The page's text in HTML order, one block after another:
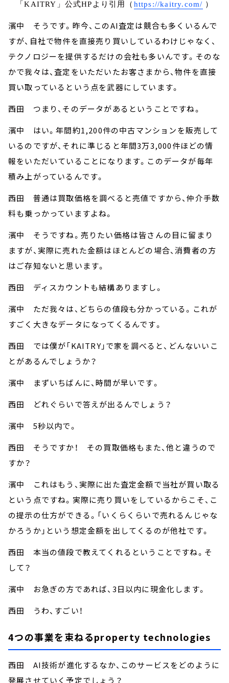
「KAITRY」公式HPより引用（ https://kaitry.com/ ）
濱中 そうです。昨今、このAI査定は競合も多くいるんで
すが、自社で物件を直接売り買いしているわけじゃなく、
テクノロジーを提供するだけの会社も多いんです。そのな
かで我々は、査定をいただいたお客さまから、物件を直接
買い取っているという点を武器にしています。
西田 つまり、そのデータがあるということですね。
濱中 はい。年間約1,200件の中古マンションを販売して
いるのですが、それに準じると年間3万3,000件ほどの情
報をいただいていることになります。このデータが毎年
積み上がっているんです。
西田 普通は買取価格を調べると売値ですから、仲介手数
料も乗っかっていますよね。
濱中 そうですね。売りたい価格は皆さんの目に留まり
ますが、実際に売れた金額はほとんどの場合、消費者の方
はご存知ないと思います。
西田 ディスカウントも結構ありますし。
濱中 ただ我々は、どちらの値段も分かっている。これが
すごく大きなデータになってくるんです。
西田 では僕が「KAITRY」で家を調べると、どんないいこ
とがあるんでしょうか？
濱中 まずいちばんに、時間が早いです。
西田 どれぐらいで答えが出るんでしょう？
濱中 5秒以内で。
西田 そうですか！ その買取価格もまた、他と違うので
すか？
濱中 これはもう、実際に出た査定金額で当社が買い取る
という点ですね。実際に売り買いをしているからこそ、こ
の提示の仕方ができる。「いくらくらいで売れるんじゃな
かろうか」という想定金額を出してくるのが他社です。
西田 本当の値段で教えてくれるということですね。そ
して？
濱中 お急ぎの方であれば、3日以内に現金化します。
西田 うわ、すごい！
4つの事業を束ねるproperty technologies
西田 AI技術が進化するなか、このサービスをどのように
発展させていく予定でしょう？